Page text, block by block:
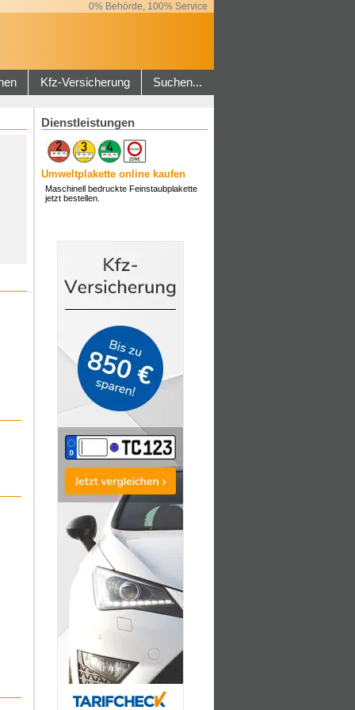
0% Behörde, 100% Service
Kfz-Versicherung Suchen...
Dienstleistungen
Umweltplakette online kaufen
Maschinell bedruckte Feinstaubplakette
jetzt bestellen.